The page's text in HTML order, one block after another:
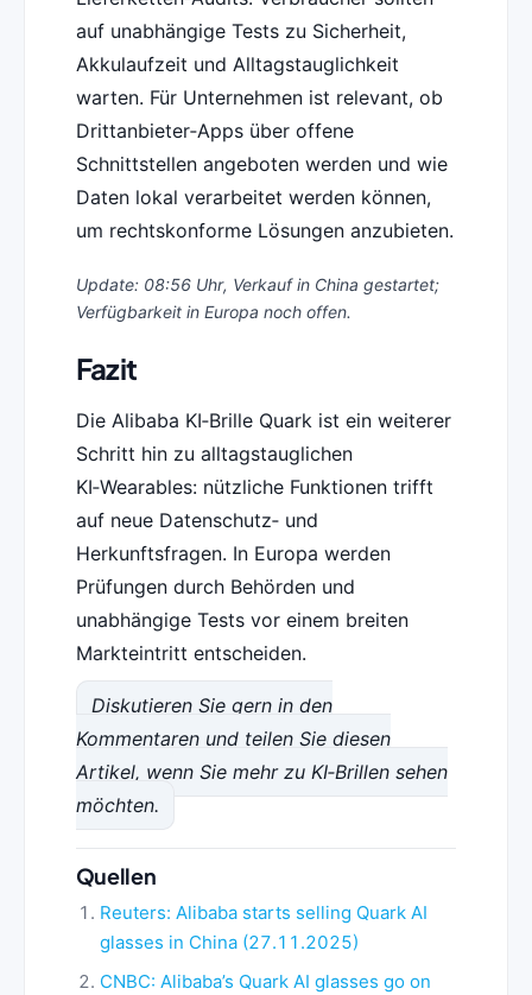
auf unabhängige Tests zu Sicherheit,
Akkulaufzeit und Alltagstauglichkeit
warten. Für Unternehmen ist relevant, ob
Drittanbieter‑Apps über offene
Schnittstellen angeboten werden und wie
Daten lokal verarbeitet werden können,
um rechtskonforme Lösungen anzubieten.
Update: 08:56 Uhr, Verkauf in China gestartet;
Verfügbarkeit in Europa noch offen.
Fazit
Die Alibaba KI‑Brille Quark ist ein weiterer
Schritt hin zu alltagstauglichen
KI‑Wearables: nützliche Funktionen trifft
auf neue Datenschutz‑ und
Herkunftsfragen. In Europa werden
Prüfungen durch Behörden und
unabhängige Tests vor einem breiten
Markteintritt entscheiden.
Diskutieren Sie gern in den
Kommentaren und teilen Sie diesen
Artikel, wenn Sie mehr zu KI‑Brillen sehen
möchten.
Quellen
Reuters: Alibaba starts selling Quark AI
glasses in China (27.11.2025)
CNBC: Alibaba’s Quark AI glasses go on